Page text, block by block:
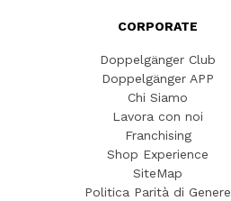
CORPORATE
Doppelgänger Club
Doppelgänger APP
Chi Siamo
Lavora con noi
Franchising
Shop Experience
SiteMap
Politica Parità di Genere